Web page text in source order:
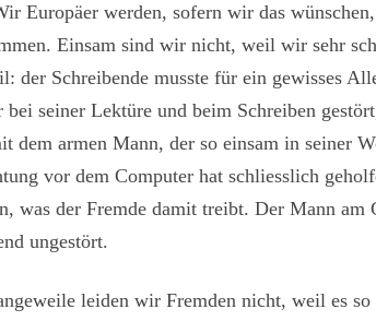
Europäer werden, sofern wir das
Einsam sind wir nicht, weil wir sehr
der Schreibende musste für ein gewisses
bei seiner Lektüre und beim Schreiben
dem armen Mann, der so einsam in seiner
vor dem Computer hat schliesslich
was der Fremde damit treibt. Der Mann am
ungestört.
leiden wir Fremden nicht, weil es so